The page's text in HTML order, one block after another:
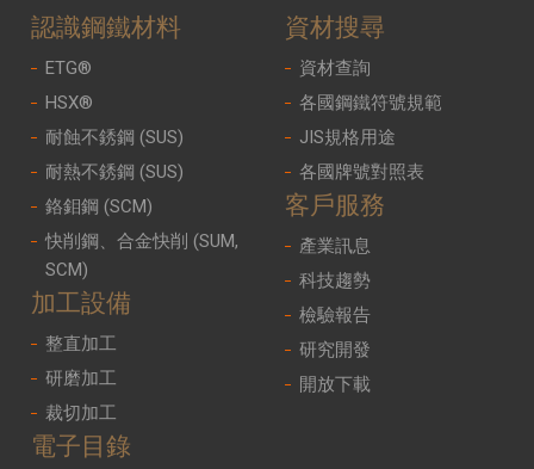
認識鋼鐵材料
ETG®
HSX®
耐蝕不銹鋼 (SUS)
耐熱不銹鋼 (SUS)
鉻鉬鋼 (SCM)
快削鋼、合金快削 (SUM,
SCM)
加工設備
整直加工
研磨加工
裁切加工
電子目錄
資材搜尋
資材查詢
各國鋼鐵符號規範
JIS規格用途
各國牌號對照表
客戶服務
產業訊息
科技趨勢
檢驗報告
研究開發
開放下載